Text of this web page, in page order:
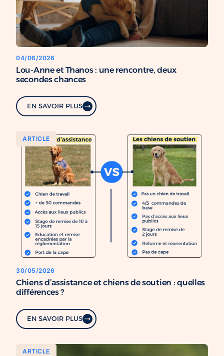
04/06/2026
Lou-Anne et Thanos : une rencontre, deux
secondes chances
EN SAVOIR PLUS
ARTICLE
30/05/2026
Chiens d’assistance et chiens de soutien : quelles
différences ?
EN SAVOIR PLUS
ARTICLE